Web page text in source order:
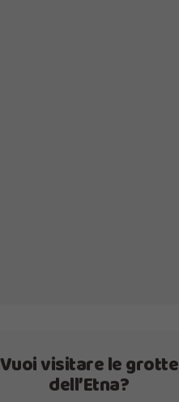
Vuoi visitare le grotte
dell’Etna?